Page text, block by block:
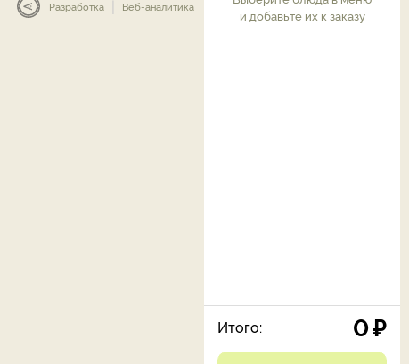
и добавьте их к заказу
Итого: 0₽
Разработка | Веб-аналитика